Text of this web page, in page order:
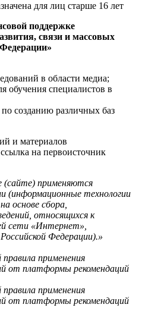
для лиц старше 16 лет
поддержке
связи и массовых
в области медиа;
обучения специалистов в
по созданию различных баз
и материалов
на первоисточник
(сайте) применяются
(информационные технологии
основе сбора,
относящихся к
сети «Интернет»,
Федерации).»
применения
от платформы рекомендаций
применения
от платформы рекомендаций